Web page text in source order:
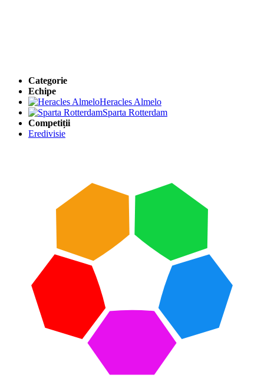
Categorie
Echipe
Heracles Almelo
Sparta Rotterdam
Competiții
Eredivisie